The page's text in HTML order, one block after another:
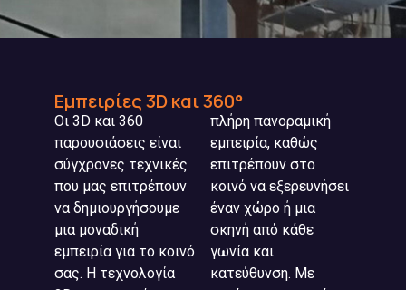
Εμπειρίες 3D και 360°
Οι 3D και 360
παρουσιάσεις είναι
σύγχρονες τεχνικές
που μας επιτρέπουν
να δημιουργήσουμε
μια μοναδική
εμπειρία για το κοινό
σας. Η τεχνολογία
πλήρη πανοραμική
εμπειρία, καθώς
επιτρέπουν στο
κοινό να εξερευνήσει
έναν χώρο ή μια
σκηνή από κάθε
γωνία και
κατεύθυνση. Με